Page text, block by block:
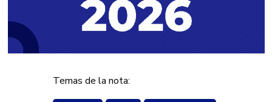
Temas de la nota: